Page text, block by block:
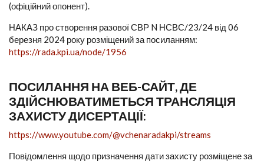
(офіційний опонент).
НАКАЗ про створення разової СВР N НСВС/23/24 від 06
березня 2024 року розміщений за посиланням:
https://rada.kpi.ua/node/1956
ПОСИЛАННЯ НА ВЕБ-САЙТ, ДЕ
ЗДІЙСНЮВАТИМЕТЬСЯ ТРАНСЛЯЦІЯ
ЗАХИСТУ ДИСЕРТАЦІЇ:
https://www.youtube.com/@vchenaradakpi/streams
Повідомлення щодо призначення дати захисту розміщене за